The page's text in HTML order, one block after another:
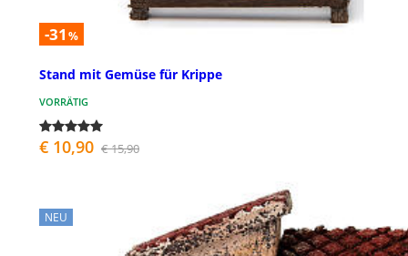
-31 %
Stand mit Gemüse für Krippe
VORRÄTIG
€ 10,90 € 15,90
NEU